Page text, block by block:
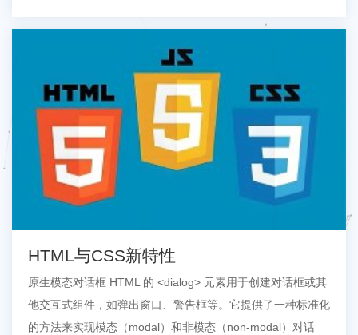
HTML与CSS新特性
原生模态对话框 HTML 的 <dialog> 元素用于创建对话框或其
他交互式组件，如弹出窗口、警告框等。它提供了一种标准化
的方法来实现模态（modal）和非模态（non-modal）对话